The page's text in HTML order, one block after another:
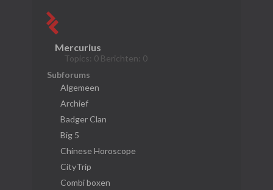
Mercurius
Topics: 0 Berichten: 0
Subforums
Algemeen
Archief
Badger Clan
Big 5
Chinese Horoscope
CityTrip
Combi boxen